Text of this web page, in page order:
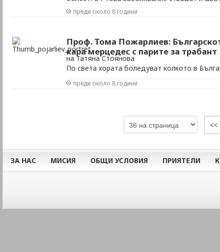
боледуват по-често от мъжете, но след 60
преди около 8 години
Проф. Тома Пожарлиев:
кара мерцедес с парите за трабант
на Татяна Стоянова
По света хората боледуват колкото в
късно на лекар. Българинът кара редовно
собственото си здраве не се интересува,
преди около 8 години
<<
ЗА НАС МИСИЯ ОБЩИ УСЛОВИЯ ПРИЯТЕЛИ